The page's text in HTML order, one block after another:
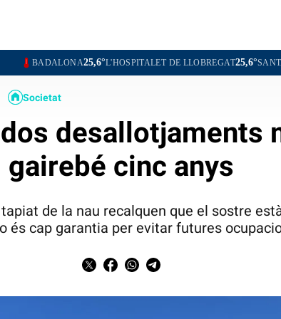
25,6°L'HOSPITALET DE LLOBREGAT25,6°SANTA COLOMA DE
Societat
desallotjaments
gairebé cinc anys
de la nau recalquen que el sostre
és cap garantia per evitar futures